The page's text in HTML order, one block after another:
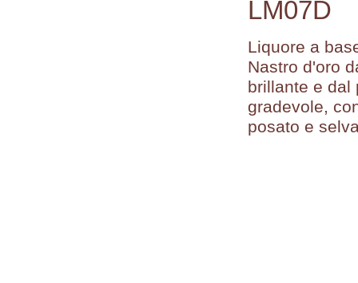
LM07D
Liquore a
Nastro d'oro
brillante e dal
gradevole,
posato e